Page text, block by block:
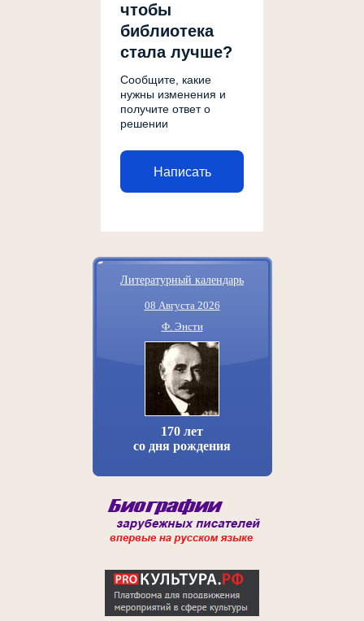
чтобы
библиотека
стала лучше?
Сообщите, какие
нужны изменения и
получите ответ о
решении
Написать
Литературный календарь
08 Августа 2026
Ф. Энсти
170 лет
со дня рождения